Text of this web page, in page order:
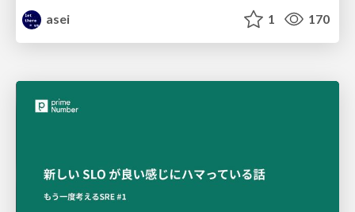
asei
1 170